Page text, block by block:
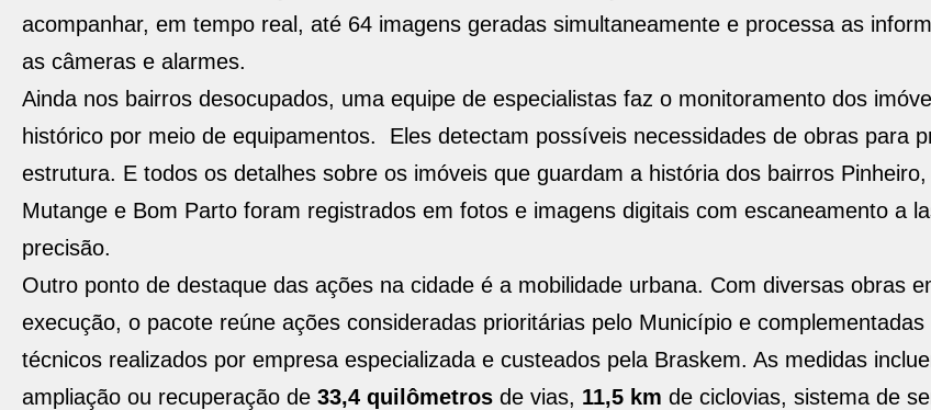
acompanhar, em tempo real, até 64 imagens geradas simultaneamente e processa as
as câmeras e alarmes.
Ainda nos bairros desocupados, uma equipe de especialistas faz o monitoramento dos
histórico por meio de equipamentos. Eles detectam possíveis necessidades de obras para
estrutura. E todos os detalhes sobre os imóveis que guardam a história dos bairros Pinheiro,
Mutange e Bom Parto foram registrados em fotos e imagens digitais com escaneamento a
precisão.
Outro ponto de destaque das ações na cidade é a mobilidade urbana. Com diversas obras
execução, o pacote reúne ações consideradas prioritárias pelo Município e
técnicos realizados por empresa especializada e custeados pela Braskem. As medidas
ampliação ou recuperação de 33,4 quilômetros de vias, 11,5 km de ciclovias, sistema de